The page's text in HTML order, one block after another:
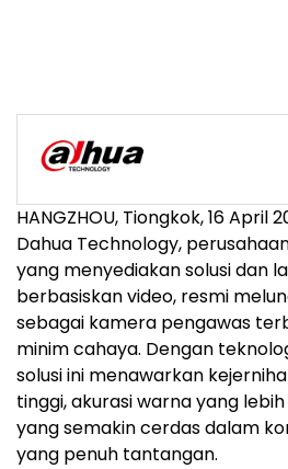
HANGZHOU, Tiongkok,16 April
Dahua Technology,
yang menyediakan solusi dan
berbasiskan video, resmi
sebagai kamera pengawas
minim cahaya. Dengan
solusi ini menawarkan
tinggi, akurasi warna yang
yang semakin cerdas dalam
yang penuh tantangan.